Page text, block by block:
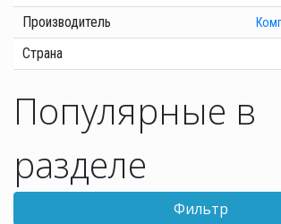
Производитель
Страна
Популярные в
разделе
Фильтр